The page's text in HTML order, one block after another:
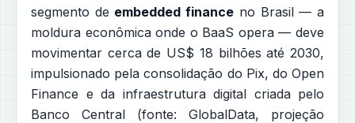
segmento de embedded finance no Brasil — a
moldura econômica onde o BaaS opera — deve
movimentar cerca de US$ 18 bilhões até 2030,
impulsionado pela consolidação do Pix, do Open
Finance e da infraestrutura digital criada pelo
Banco Central (fonte: GlobalData, projeção